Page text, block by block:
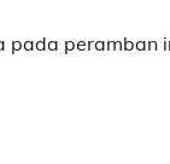
pada peramban